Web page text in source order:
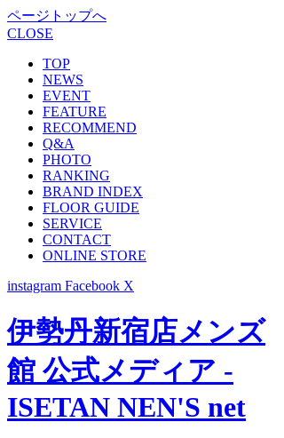
ページトップへ
CLOSE
TOP
NEWS
EVENT
FEATURE
RECOMMEND
Q&A
PHOTO
RANKING
BRAND INDEX
FLOOR GUIDE
SERVICE
CONTACT
ONLINE STORE
instagram Facebook X
伊勢丹新宿店メンズ
館 公式メディア -
ISETAN NEN'S net